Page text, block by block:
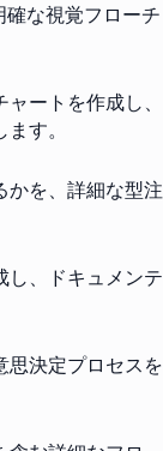
な視覚フローチ
ートを作成し、
す。
かを、詳細な型注
し、ドキュメンテ
思決定プロセスを